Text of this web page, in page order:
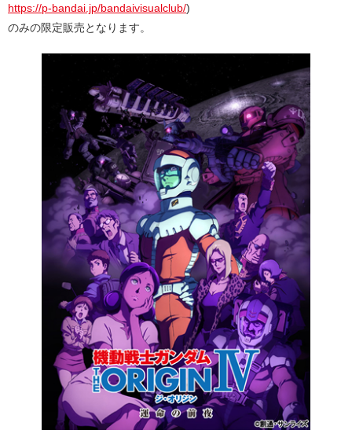
https://p-bandai.jp/bandaivisualclub/)
のみの限定販売となります。